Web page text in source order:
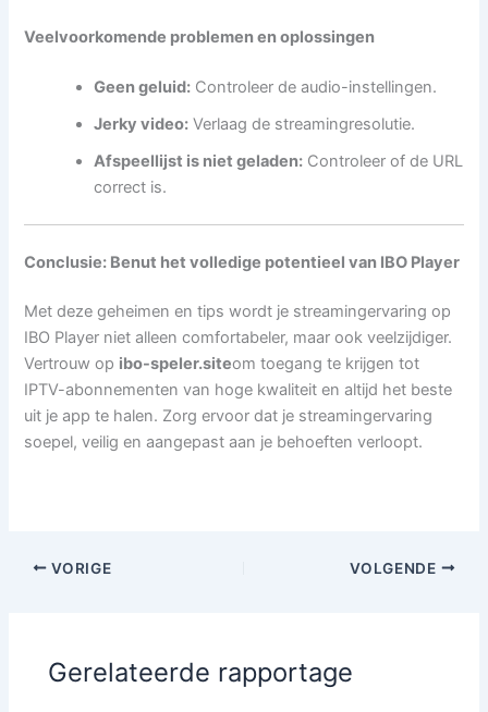
Veelvoorkomende problemen en oplossingen
Geen geluid: Controleer de audio-instellingen.
Jerky video: Verlaag de streamingresolutie.
Afspeellijst is niet geladen: Controleer of de URL
correct is.
Conclusie: Benut het volledige potentieel van IBO Player
Met deze geheimen en tips wordt je streamingervaring op
IBO Player niet alleen comfortabeler, maar ook veelzijdiger.
Vertrouw op ibo-speler.siteom toegang te krijgen tot
IPTV-abonnementen van hoge kwaliteit en altijd het beste
uit je app te halen. Zorg ervoor dat je streamingervaring
soepel, veilig en aangepast aan je behoeften verloopt.
VORIGE VOLGENDE
Gerelateerde rapportage